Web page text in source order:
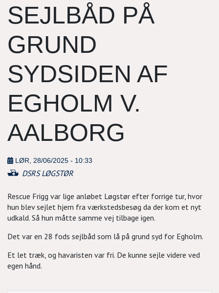
SEJLBÅD PÅ
GRUND
SYDSIDEN AF
EGHOLM V.
AALBORG
LØR, 28/06/2025 - 10:33
DSRS LØGSTØR
Rescue Frigg var lige anløbet Løgstør efter forrige tur, hvor
hun blev sejlet hjem fra værkstedsbesøg da der kom et nyt
udkald. Så hun måtte samme vej tilbage igen.
Det var en 28 fods sejlbåd som lå på grund syd for Egholm.
Et let træk, og havaristen var fri. De kunne sejle videre ved
egen hånd.